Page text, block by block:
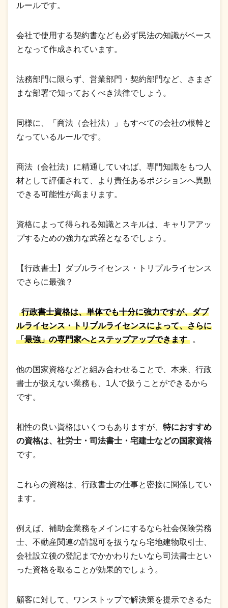
ルールです。
会社で使用する契約書なども必ず民法の知識がベース
となって作成されています。
法務部門に限らず、営業部門・契約部門など、さまざ
まな部署で知っておくべき法律でしょう。
同様に、「商法（会社法）」もすべての会社の根幹と
なっているルールです。
商法（会社法）に精通していれば、専門知識をもつ人
材として評価されて、より責任あるポジションへ異動
できる可能性が高まります。
資格によって得られる知識とスキルは、キャリアアッ
プするための強力な武器となるでしょう。
【行政書士】ダブルライセンス・トリプルライセンス
でさらに最強？
行政書士資格は、単体でも十分に強力ですが、ダブ
ルライセンス・トリプルライセンスによって、さらに
「最強」の専門家へとステップアップできます
。
他の国家資格などと組み合わせることで、本来、行政
書士が扱えない業務も、1人で扱うことができるから
です。
相性の良い資格はいくつもありますが、 特におすすめ
の資格は、社労士・司法書士・宅建士などの国家資格
です。
これらの資格は、行政書士の仕事と密接に関係してい
ます。
例えば、補助金業務をメインにするなら社会保険労務
士、不動産関連の許認可を扱うなら宅地建物取引士、
会社設立後の登記までかかわりたいなら司法書士とい
った資格を取ることが効果的でしょう。
顧客に対して、ワンストップで解決策を提示できるた